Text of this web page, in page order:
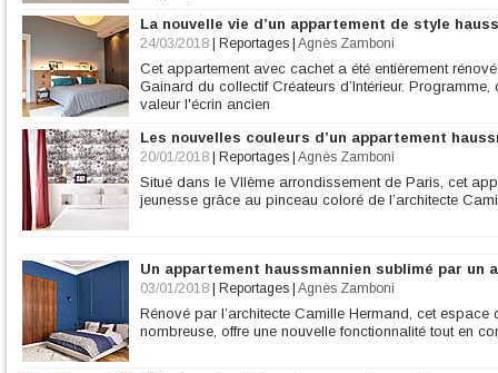
La nouvelle vie d’un appartement de style
24/03/2018 Reportages Agnès Zamboni
Cet appartement avec cachet a été entièrement
Gainard du collectif Créateurs d’Intérieur.
valeur l'écrin ancien
Les nouvelles couleurs d’un appartement
20/01/2018 Reportages Agnès Zamboni
Situé dans le VIIème arrondissement de Paris, cet
jeunesse grâce au pinceau coloré de l’architecte
Un appartement haussmannien sublimé par un
03/01/2018 Reportages Agnès Zamboni
Rénové par l’architecte Camille Hermand, cet
nombreuse, offre une nouvelle fonctionnalité tout en